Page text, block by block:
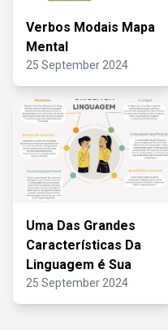
Verbos Modais Mapa
Mental
25 September 2024
Uma Das Grandes
Características Da
Linguagem é Sua
25 September 2024